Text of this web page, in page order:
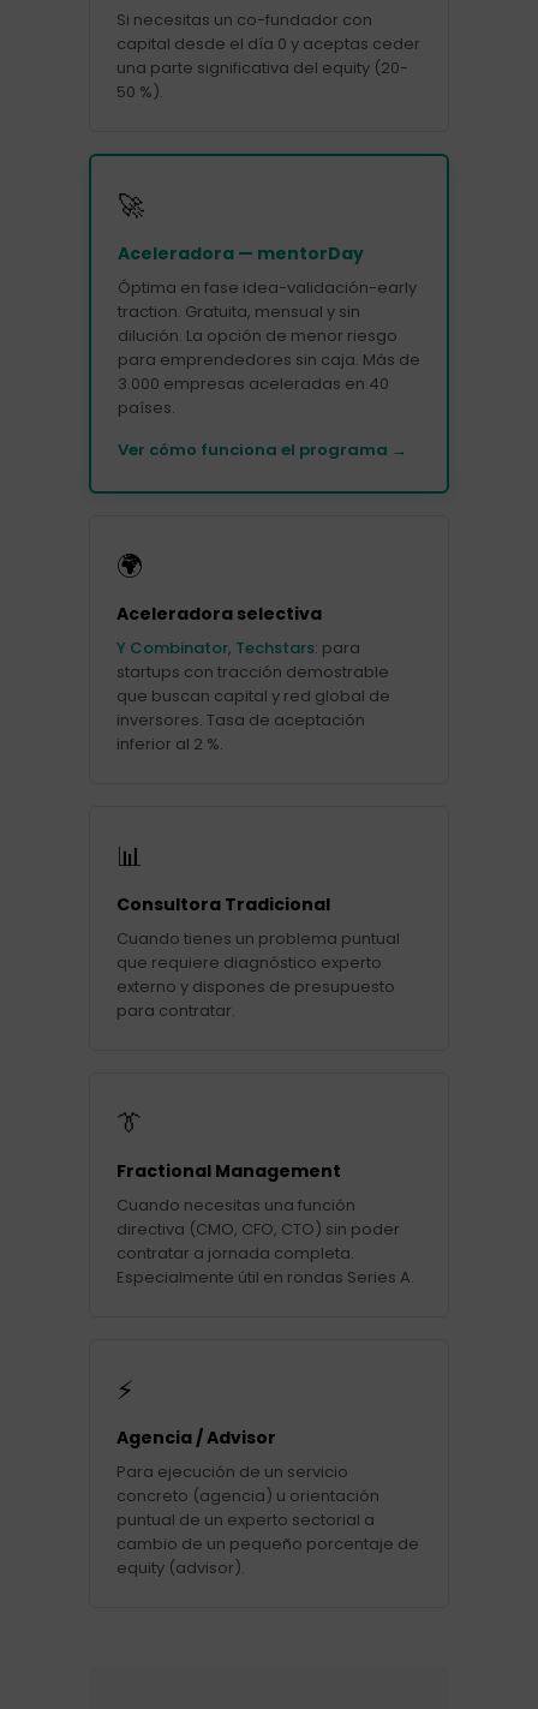
Si necesitas un co-fundador con
capital desde el día 0 y aceptas ceder
una parte significativa del equity (20-
50 %).
🚀
Aceleradora — mentorDay
Óptima en fase idea-validación-early
traction. Gratuita, mensual y sin
dilución. La opción de menor riesgo
para emprendedores sin caja. Más de
3.000 empresas aceleradas en 40
países.
Ver cómo funciona el programa →
🌍
Aceleradora selectiva
Y Combinator, Techstars: para
startups con tracción demostrable
que buscan capital y red global de
inversores. Tasa de aceptación
inferior al 2 %.
📊
Consultora Tradicional
Cuando tienes un problema puntual
que requiere diagnóstico experto
externo y dispones de presupuesto
para contratar.
👔
Fractional Management
Cuando necesitas una función
directiva (CMO, CFO, CTO) sin poder
contratar a jornada completa.
Especialmente útil en rondas Series A.
⚡
Agencia / Advisor
Para ejecución de un servicio
concreto (agencia) u orientación
puntual de un experto sectorial a
cambio de un pequeño porcentaje de
equity (advisor).